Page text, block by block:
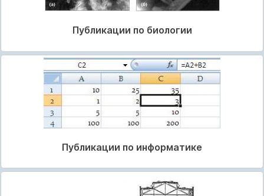
Публикации по биологии
Публикации по информатике